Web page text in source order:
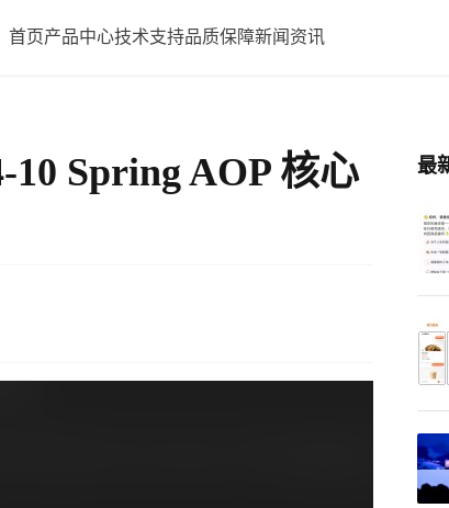
首页产品中心技术支持品质保障新闻资讯
Spring AOP 核心
最